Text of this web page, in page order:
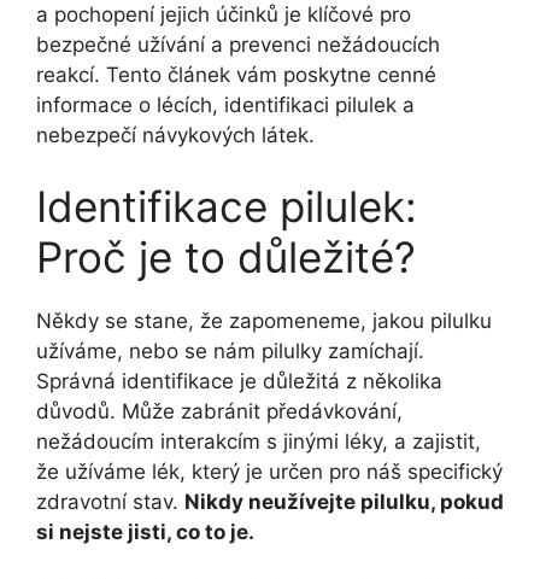
a pochopení jejich účinků je klíčové pro
bezpečné užívání a prevenci nežádoucích
reakcí. Tento článek vám poskytne cenné
informace o lécích, identifikaci pilulek a
nebezpečí návykových látek.
Identifikace pilulek:
Proč je to důležité?
Někdy se stane, že zapomeneme, jakou pilulku
užíváme, nebo se nám pilulky zamíchají.
Správná identifikace je důležitá z několika
důvodů. Může zabránit předávkování,
nežádoucím interakcím s jinými léky, a zajistit,
že užíváme lék, který je určen pro náš specifický
zdravotní stav. Nikdy neužívejte pilulku, pokud
si nejste jisti, co to je.